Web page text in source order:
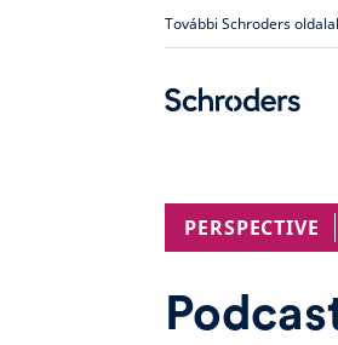
További Schroders
PERSPECTIVE